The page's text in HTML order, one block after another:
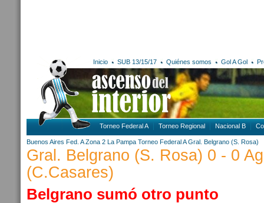
Inicio SUB 13/15/17 Quiénes somos Gol A Gol
Torneo Federal A Torneo Regional Nacional B
Buenos Aires Fed. A Zona 2 La Pampa Torneo Federal A Gral. Belgrano (S. Rosa)
Gral. Belgrano (S. Rosa) 0 - 0
(C.Casares)
Belgrano sumó otro punto